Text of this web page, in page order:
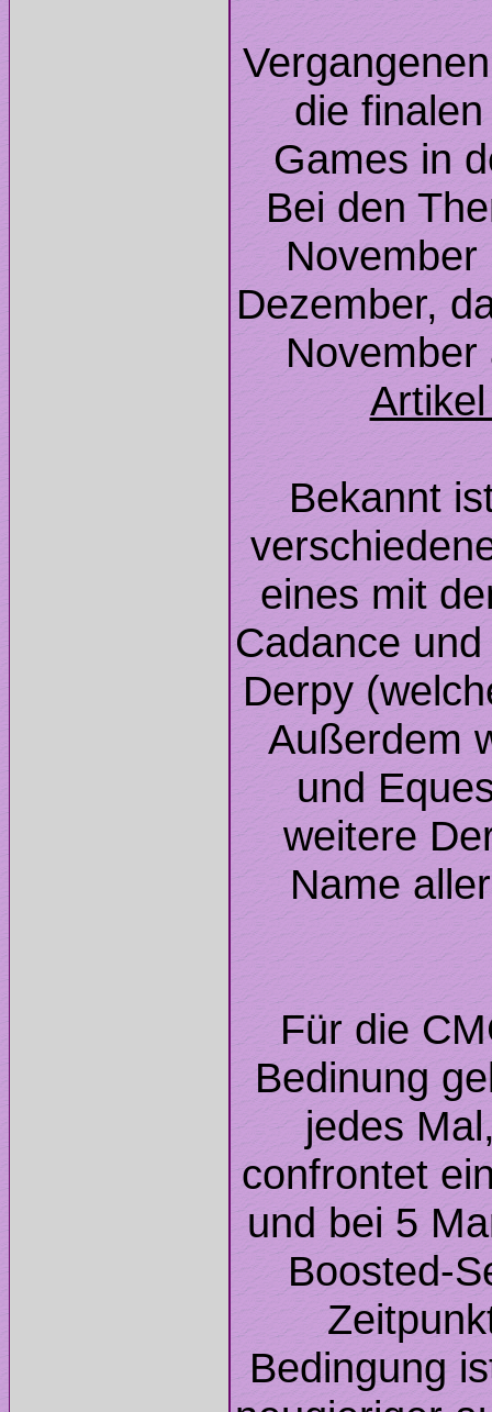
die
Bei den
November
Dezember,
Bekannt
eines mit
Cadance
Derpy
Außerdem
und
weitere
Name
Für die
Bedinung
jedes
confrontet
und bei 5
Boosted-
Bedingung